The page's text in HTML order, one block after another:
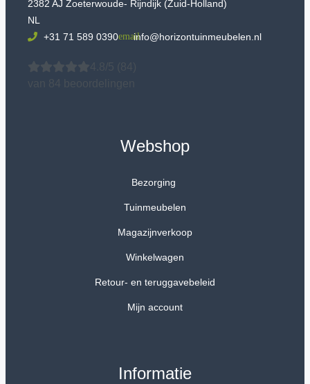
2382 AJ Zoeterwoude- Rijndijk (Zuid-Holland)
NL
+31 71 589 0390
info@horizontuinmeubelen.nl
4.8/5
(84)
van 84 beoordelingen
Webshop
Bezorging
Tuinmeubelen
Magazijnverkoop
Winkelwagen
Retour- en teruggavebeleid
Mijn account
Informatie